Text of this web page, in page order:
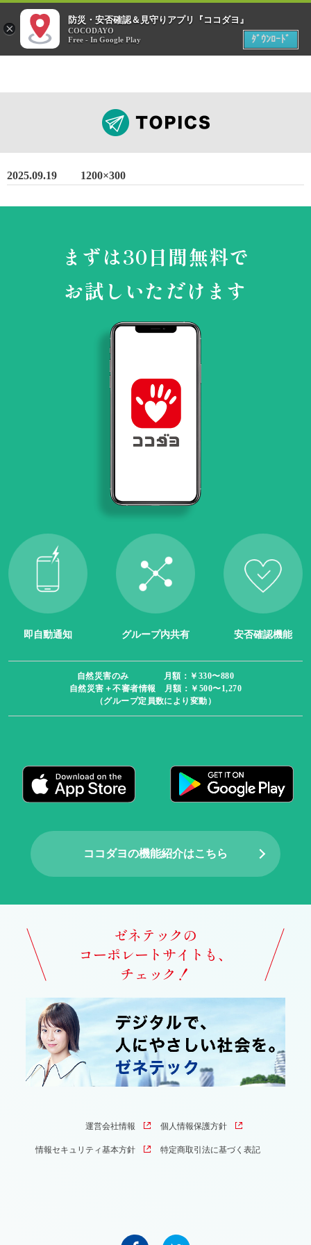
災害時
MENU
2025.09.19 1200×300
まずは30日間無料で
お試しいただけます
即自動通知 グループ内共有 安否確認機能
自然災害のみ 月額：￥330〜880
自然災害＋不審者情報 月額：￥500〜1,270
（グループ定員数により変動）
ココダヨの機能紹介はこちら
ゼネテックの
コーポレートサイトも、
チェック！
運営会社情報 個人情報保護方針
情報セキュリティ基本方針 特定商取引法に基づく表記
×
防災・安否確認＆見守りアプリ『ココダヨ』
COCODAYO
Free - In Google Play
ﾀﾞｳﾝﾛｰﾄﾞ